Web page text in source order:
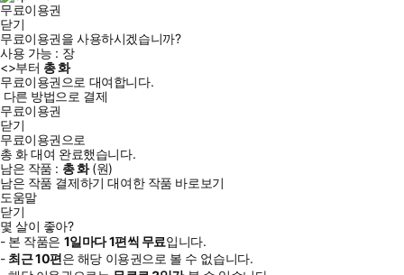
무료이용권
닫기
무료이용권을 사용하시겠습니까?
사용 가능 : 장
<>부터 총화
무료이용권으로 대여합니다.
다른 방법으로 결제
무료이용권
닫기
무료이용권으로
총 화대여 완료했습니다.
남은 작품 : 총화(원)
남은 작품 결제하기 대여한 작품 바로보기
도움말
닫기
몇 살이 좋아?
- 본 작품은 1일마다1편씩 무료입니다.
- 최근10편은 해당 이용권으로 볼 수 없습니다.